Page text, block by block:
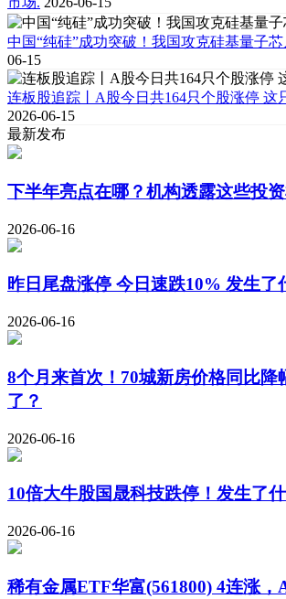
中国“纯硅”成功突破！我国攻克硅基量子
06-15
连板股追踪丨A股今日共164只个股涨停 这
2026-06-15
最新发布
下半年亮点在哪？机构透露这些投
2026-06-16
昨日尾盘涨停 今日速跌10% 发生了
2026-06-16
8个月来首次！70城新房价格同比降
了？
2026-06-16
10倍大牛股国晟科技跌停！发生了
2026-06-16
稀有金属ETF华富(561800) 4连涨